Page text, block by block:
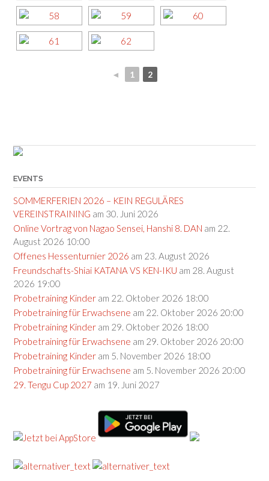
◄ 1 2
EVENTS
SOMMERFERIEN 2026 – KEIN REGULÄRES
VEREINSTRAINING am 30. Juni 2026
Online Vortrag von Nagao Sensei, Hanshi 8. DAN am 22.
August 2026 10:00
Offenes Hessenturnier 2026 am 23. August 2026
Freundschafts-Shiai KATANA VS KEN-IKU am 28. August
2026 19:00
Probetraining Kinder am 22. Oktober 2026 18:00
Probetraining für Erwachsene am 22. Oktober 2026 20:00
Probetraining Kinder am 29. Oktober 2026 18:00
Probetraining für Erwachsene am 29. Oktober 2026 20:00
Probetraining Kinder am 5. November 2026 18:00
Probetraining für Erwachsene am 5. November 2026 20:00
29. Tengu Cup 2027 am 19. Juni 2027